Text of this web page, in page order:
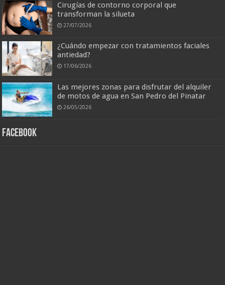
Cirugías de contorno corporal que
transforman la silueta
27/07/2026
¿Cuándo empezar con tratamientos faciales
antiedad?
17/06/2026
Las mejores zonas para disfrutar del alquiler
de motos de agua en San Pedro del Pinatar
26/05/2026
Facebook